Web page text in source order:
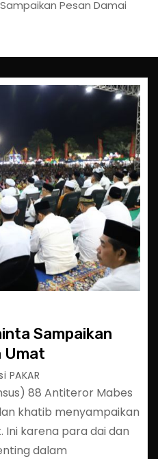
Pesan Damai
Sampaikan
Umat
PAKAR
88 Antiteror Mabes
khatib menyampaikan
Ini karena para dai dan
dalam